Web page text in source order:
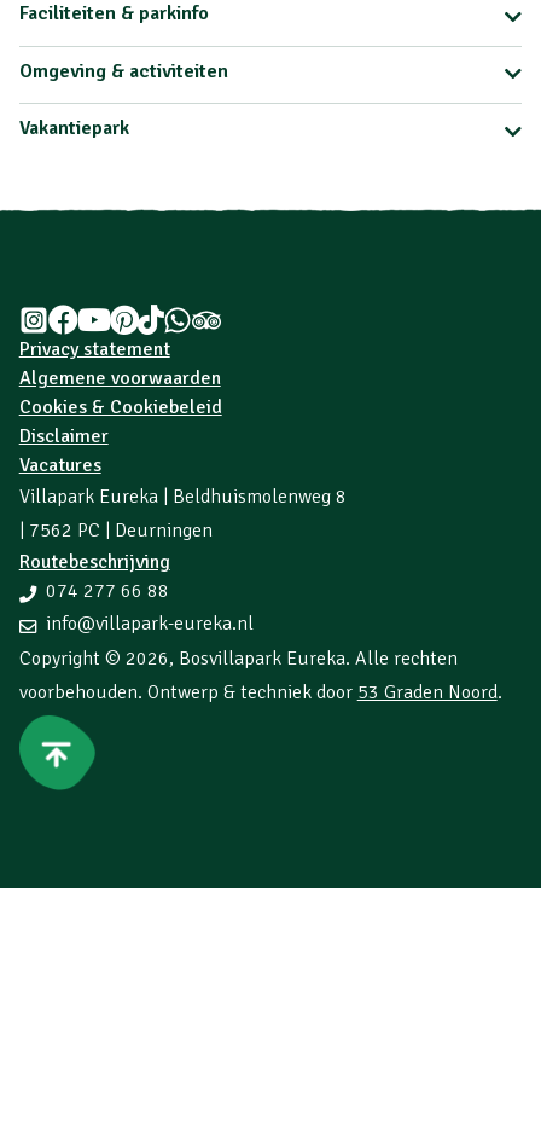
Faciliteiten & parkinfo
Omgeving & activiteiten
Vakantiepark
Privacy statement
Algemene voorwaarden
Cookies & Cookiebeleid
Disclaimer
Vacatures
Villapark Eureka | Beldhuismolenweg 8
| 7562 PC | Deurningen
Routebeschrijving
074 277 66 88
info@villapark-eureka.nl
Copyright © 2026, Bosvillapark Eureka. Alle rechten
voorbehouden. Ontwerp & techniek door 53 Graden Noord.